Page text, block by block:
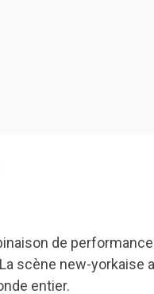
de
scène new-yorkaise
entier.